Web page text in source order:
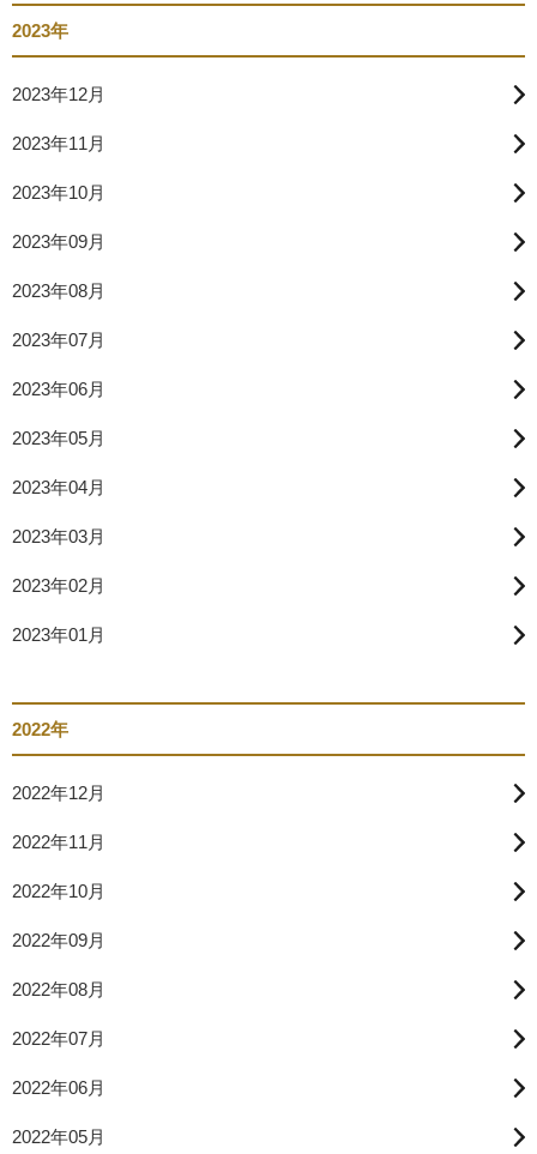
2023年
2023年12月
2023年11月
2023年10月
2023年09月
2023年08月
2023年07月
2023年06月
2023年05月
2023年04月
2023年03月
2023年02月
2023年01月
2022年
2022年12月
2022年11月
2022年10月
2022年09月
2022年08月
2022年07月
2022年06月
2022年05月